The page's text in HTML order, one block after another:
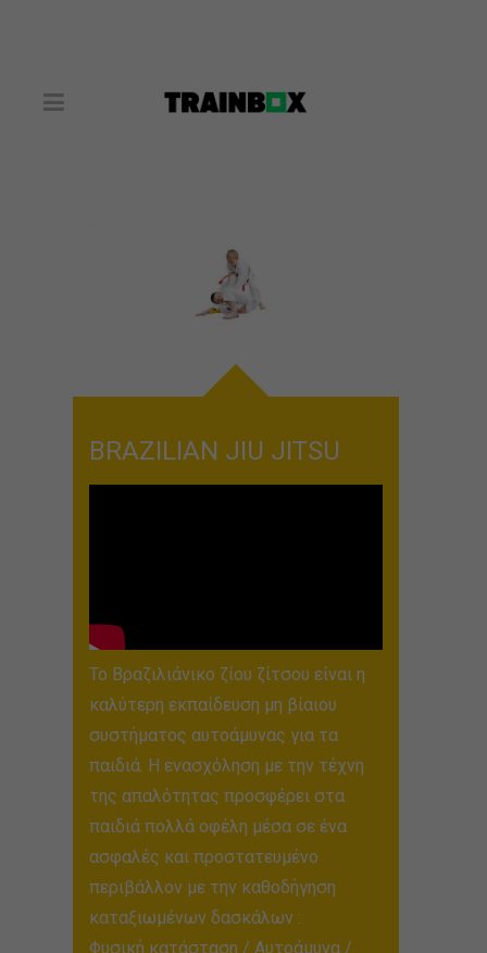
BRAZILIAN JIU JITSU
Το Βραζιλιάνικο ζίου ζίτσου είναι η
καλύτερη εκπαίδευση μη βίαιου
συστήματος αυτοάμυνας για τα
παιδιά. Η ενασχόληση με την τέχνη
της απαλότητας προσφέρει στα
παιδιά πολλά οφέλη μέσα σε ένα
ασφαλές και προστατευμένο
περιβάλλον με την καθοδήγηση
καταξιωμένων δασκάλων :
Φυσική κατάσταση / Αυτοάμυνα /